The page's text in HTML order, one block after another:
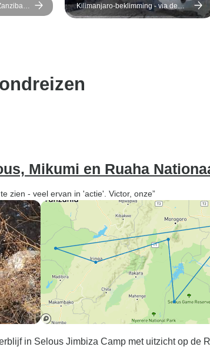
Kilimanjaro-beklimming - via de
Lemosho-route - 10 dagen
Mikumi en Ruaha
zien - veel ervan in 'actie'. Victor, onze”
in Selous Jimbiza Camp met uitzicht op de